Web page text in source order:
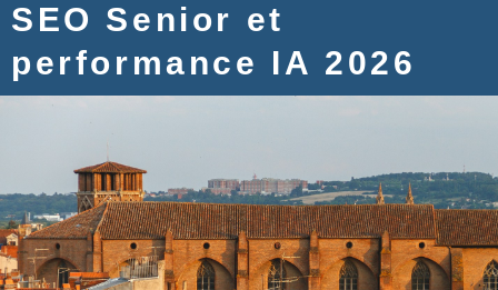
SEO Senior et
performance IA 2026